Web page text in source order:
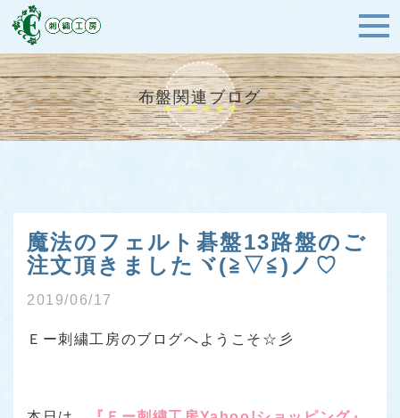
布盤関連ブログ
魔法のフェルト碁盤13路盤のご
注文頂きましたヾ(≧▽≦)ノ♡
2019/06/17
Ｅー刺繍工房のブログへようこそ☆彡